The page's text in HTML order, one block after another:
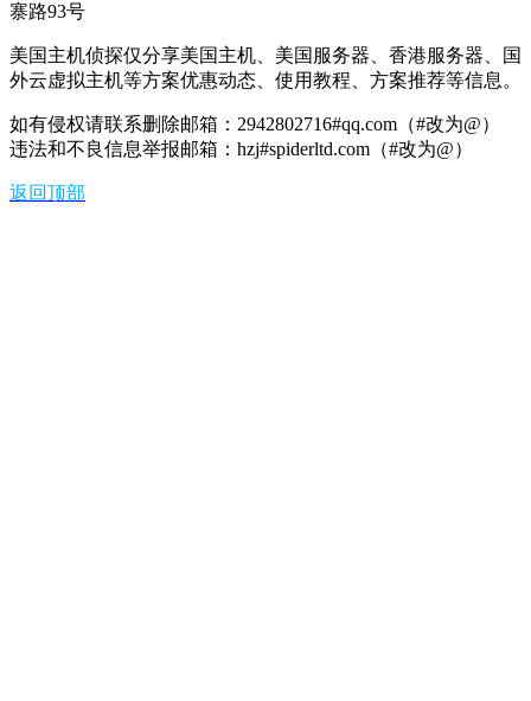
寨路93号
美国主机侦探仅分享美国主机、美国服务器、香港服务器、国
外云虚拟主机等方案优惠动态、使用教程、方案推荐等信息。
如有侵权请联系删除邮箱：2942802716#qq.com（#改为@）
违法和不良信息举报邮箱：hzj#spiderltd.com（#改为@）
返回顶部